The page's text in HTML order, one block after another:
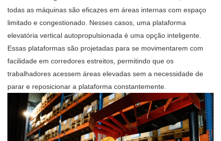
todas as máquinas são eficazes em áreas internas com espaço
limitado e congestionado. Nesses casos, uma plataforma
elevatória vertical autopropulsionada é uma opção inteligente.
Essas plataformas são projetadas para se movimentarem com
facilidade em corredores estreitos, permitindo que os
trabalhadores acessem áreas elevadas sem a necessidade de
parar e reposicionar a plataforma constantemente.